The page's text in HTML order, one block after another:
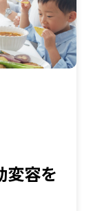
変容を